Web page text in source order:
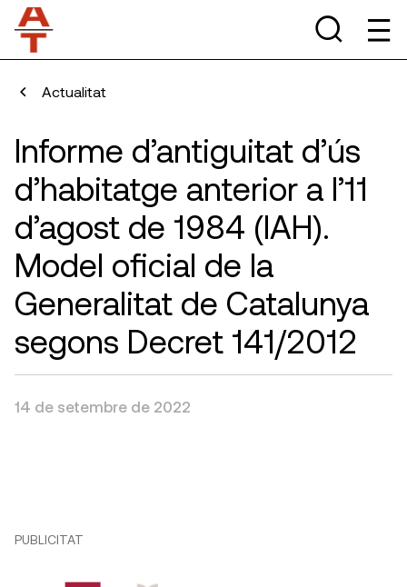
Actualitat
Informe d’antiguitat d’ús
d’habitatge anterior a l’11
d’agost de 1984 (IAH).
Model oficial de la
Generalitat de Catalunya
segons Decret 141/2012
14 de setembre de 2022
PUBLICITAT